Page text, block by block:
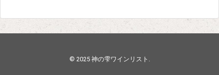
© 2025 神の雫ワインリスト .